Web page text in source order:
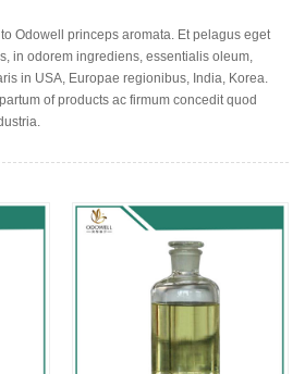
Odowell princeps aromata. Et pelagus eget
in odorem ingrediens, essentialis oleum,
in USA, Europae regionibus, India, Korea.
of products ac firmum concedit quod